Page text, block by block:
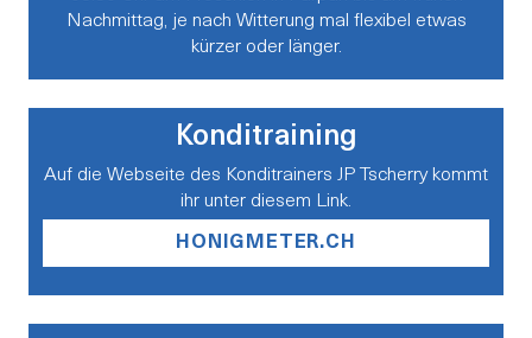
Nachmittag, je nach Witterung mal flexibel etwas
kürzer oder länger.
Konditraining
Auf die Webseite des Konditrainers JP Tscherry kommt
ihr unter diesem Link.
HONIGMETER.CH